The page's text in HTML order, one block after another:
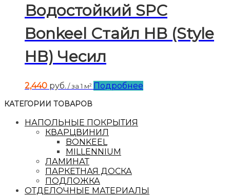
Водостойкий SPC
Bonkeel Стайл HB (Style
HB) Чесил
2,440 руб. / за 1 м² Подробнее
КАТЕГОРИИ ТОВАРОВ
НАПОЛЬНЫЕ ПОКРЫТИЯ
КВАРЦВИНИЛ
BONKEEL
MILLENNIUM
ЛАМИНАТ
ПАРКЕТНАЯ ДОСКА
ПОДЛОЖКА
ОТДЕЛОЧНЫЕ МАТЕРИАЛЫ